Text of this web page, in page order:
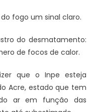
fogo um sinal claro.
do desmatamento:
de focos de calor.
que o Inpe esteja
Acre, estado que tem
ar em função das